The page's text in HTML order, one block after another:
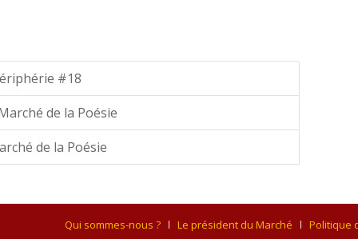
#18
de la Poésie
de la Poésie
Qui sommes-nous ? Le président du Marché Politique